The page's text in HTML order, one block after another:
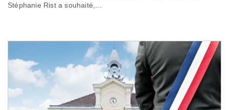
Stéphanie Rist a souhaité,...